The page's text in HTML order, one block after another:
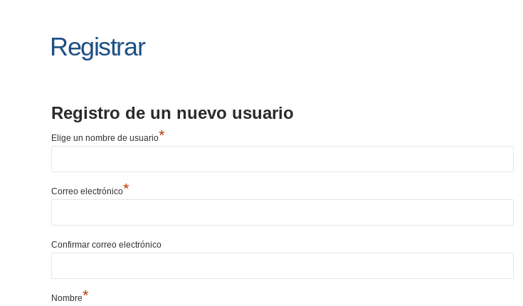
Registrar
Registro de un nuevo usuario
Elige un nombre de usuario*
Correo electrónico*
Confirmar correo electrónico
Nombre*